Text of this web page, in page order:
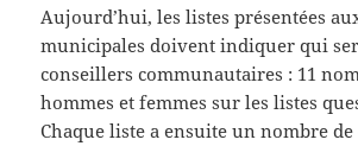
Aujourd’hui, les listes présentées
municipales doivent indiquer qui
conseillers communautaires : 11
hommes et femmes sur les listes
Chaque liste a ensuite un nombre de